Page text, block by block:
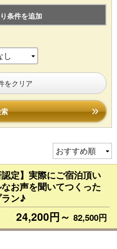
条件を追加
をクリア
定】実際にご宿泊頂い
お声を聞いてつくった
ン♪
24,200円～ 82,500円